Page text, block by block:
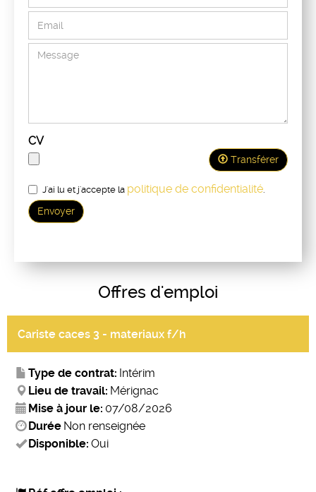
CV
Transférer
J'ai lu et j'accepte la politique de confidentialité.
Envoyer
offres d'emploi
Cariste caces 3 - materiaux f/h
Type de contrat: Intérim
Lieu de travail: Mérignac
Mise à jour le: 07/08/2026
Durée Non renseignée
Disponible: Oui